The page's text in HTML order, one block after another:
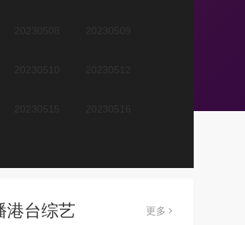
港台综艺 更多